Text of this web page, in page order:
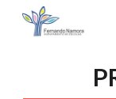
Skip to main